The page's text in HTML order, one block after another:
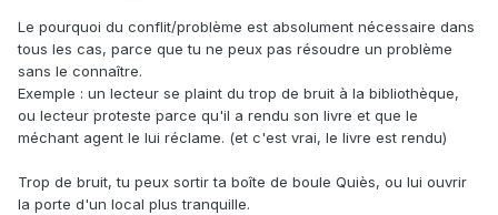
Le pourquoi du conflit/problème est absolument nécessaire dans
tous les cas, parce que tu ne peux pas résoudre un problème
sans le connaître.
Exemple : un lecteur se plaint du trop de bruit à la bibliothèque,
ou lecteur proteste parce qu'il a rendu son livre et que le
méchant agent le lui réclame. (et c'est vrai, le livre est rendu)
Trop de bruit, tu peux sortir ta boîte de boule Quiès, ou lui ouvrir
la porte d'un local plus tranquille.